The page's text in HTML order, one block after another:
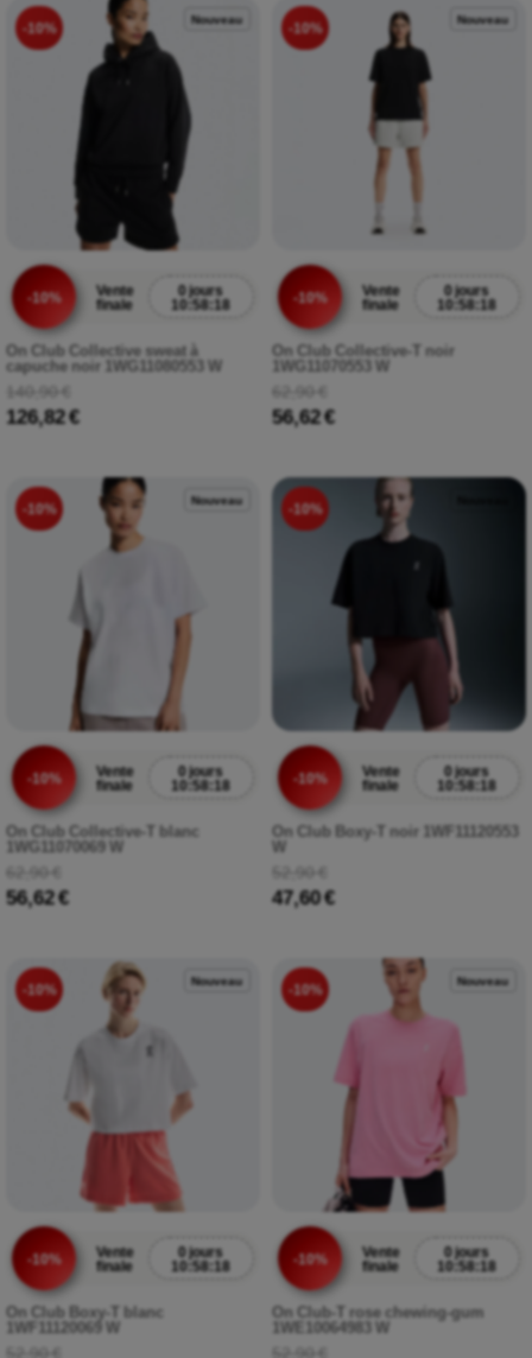
-10%
Nouveau
-10%
Vente
finale
0 jours
10:58:17
On Club Collective sweat à
capuche noir 1WG11080553 W
140,90 €
126,82 €
-10%
Nouveau
-10%
Vente
finale
0 jours
10:58:17
On Club Collective-T noir
1WG11070553 W
62,90 €
56,62 €
-10%
Nouveau
-10%
Vente
finale
0 jours
10:58:17
On Club Collective-T blanc
1WG11070069 W
62,90 €
56,62 €
-10%
-10%
Vente
finale
0 jours
10:58:17
On Club Boxy-T noir 1WF11120553
W
52,90 €
47,60 €
-10%
Nouveau
-10%
Vente
finale
0 jours
10:58:17
On Club Boxy-T blanc
1WF11120069 W
52,90 €
-10%
Nouveau
-10%
Vente
finale
0 jours
10:58:17
On Club-T rose chewing-gum
1WE10064983 W
52,90 €